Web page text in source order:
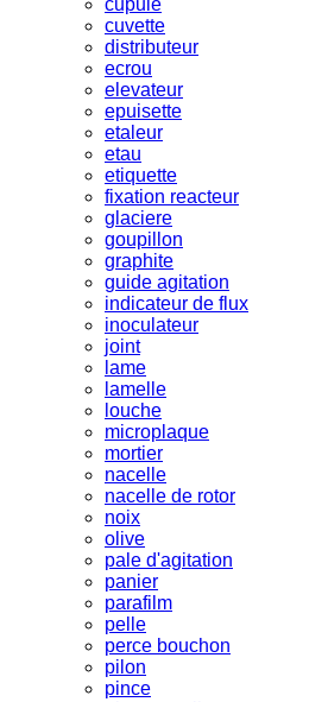
cuvette
distributeur
ecrou
elevateur
epuisette
etaleur
etau
etiquette
fixation reacteur
glaciere
goupillon
graphite
guide agitation
indicateur de flux
inoculateur
joint
lame
lamelle
louche
microplaque
mortier
nacelle
nacelle de rotor
noix
olive
pale d'agitation
panier
parafilm
pelle
perce bouchon
pilon
pince